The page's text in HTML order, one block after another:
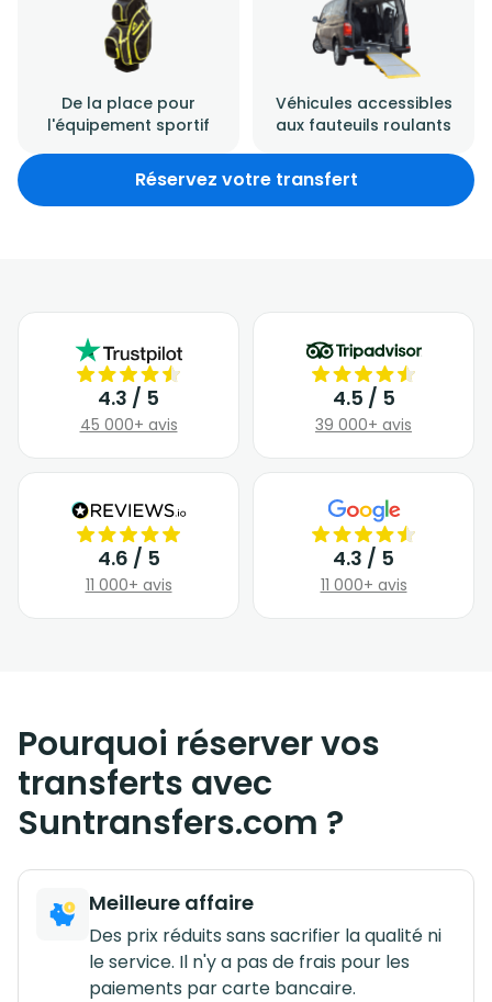
De la place pour
l'équipement sportif
Véhicules accessibles
aux fauteuils roulants
Réservez votre transfert
4.3 / 5
45 000+ avis
4.5 / 5
39 000+ avis
4.6 / 5
11 000+ avis
4.3 / 5
11 000+ avis
Pourquoi réserver vos
transferts avec
Suntransfers.com ?
Meilleure affaire
Des prix réduits sans sacrifier la qualité ni
le service. Il n'y a pas de frais pour les
paiements par carte bancaire.